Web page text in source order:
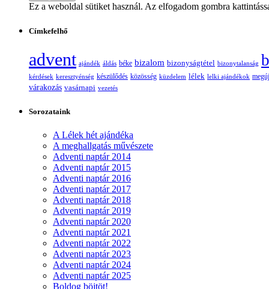
Ez a weboldal sütiket használ. Az elfogadom gombra
Címkefelhő
advent ajándék áldás béke bizalom bizonyságtétel bizonytalanság
kérdések keresztyénség készülődés közösség küzdelem lélek lelki ajándékok
várakozás vasárnapi vezetés
Sorozataink
A Lélek hét ajándéka
A meghallgatás művészete
Adventi naptár 2014
Adventi naptár 2015
Adventi naptár 2016
Adventi naptár 2017
Adventi naptár 2018
Adventi naptár 2019
Adventi naptár 2020
Adventi naptár 2021
Adventi naptár 2022
Adventi naptár 2023
Adventi naptár 2024
Adventi naptár 2025
Boldog böjtöt!